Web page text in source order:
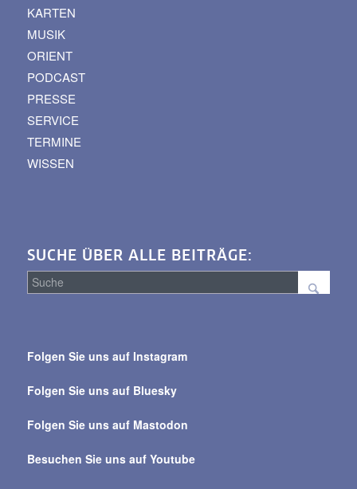
KARTEN
MUSIK
ORIENT
PODCAST
PRESSE
SERVICE
TERMINE
WISSEN
SUCHE ÜBER ALLE BEITRÄGE:
alle
Folgen Sie uns auf Instagram
Folgen Sie uns auf Bluesky
Folgen Sie uns auf Mastodon
Besuchen Sie uns auf Youtube